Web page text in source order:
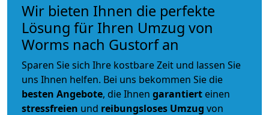
Wir bieten Ihnen die perfekte
Lösung für Ihren Umzug von
Worms nach Gustorf an
Sparen Sie sich Ihre kostbare Zeit und lassen Sie
uns Ihnen helfen. Bei uns bekommen Sie die
besten Angebote, die Ihnen garantiert einen
stressfreien und reibungsloses Umzug von